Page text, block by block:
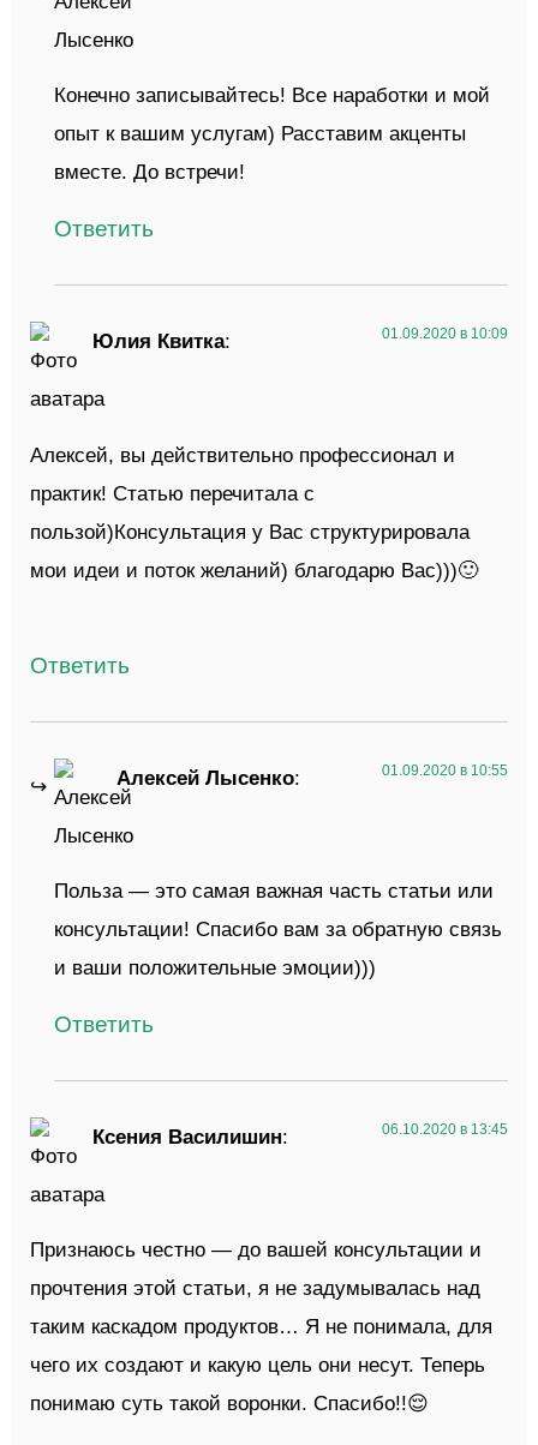
Конечно записывайтесь! Все наработки и мой
опыт к вашим услугам) Расставим акценты
вместе. До встречи!
Ответить
Юлия Квитка: 01.09.2020 в 10:09
Алексей, вы действительно профессионал и
практик! Статью перечитала с
пользой)Консультация у Вас структурировала
мои идеи и поток желаний) благодарю Вас)))🙂
Ответить
Алексей Лысенко: 01.09.2020 в 10:55
Польза — это самая важная часть статьи или
консультации! Спасибо вам за обратную связь
и ваши положительные эмоции)))
Ответить
Ксения Василишин: 06.10.2020 в 13:45
Признаюсь честно — до вашей консультации и
прочтения этой статьи, я не задумывалась над
таким каскадом продуктов… Я не понимала, для
чего их создают и какую цель они несут. Теперь
понимаю суть такой воронки. Спасибо!!😌